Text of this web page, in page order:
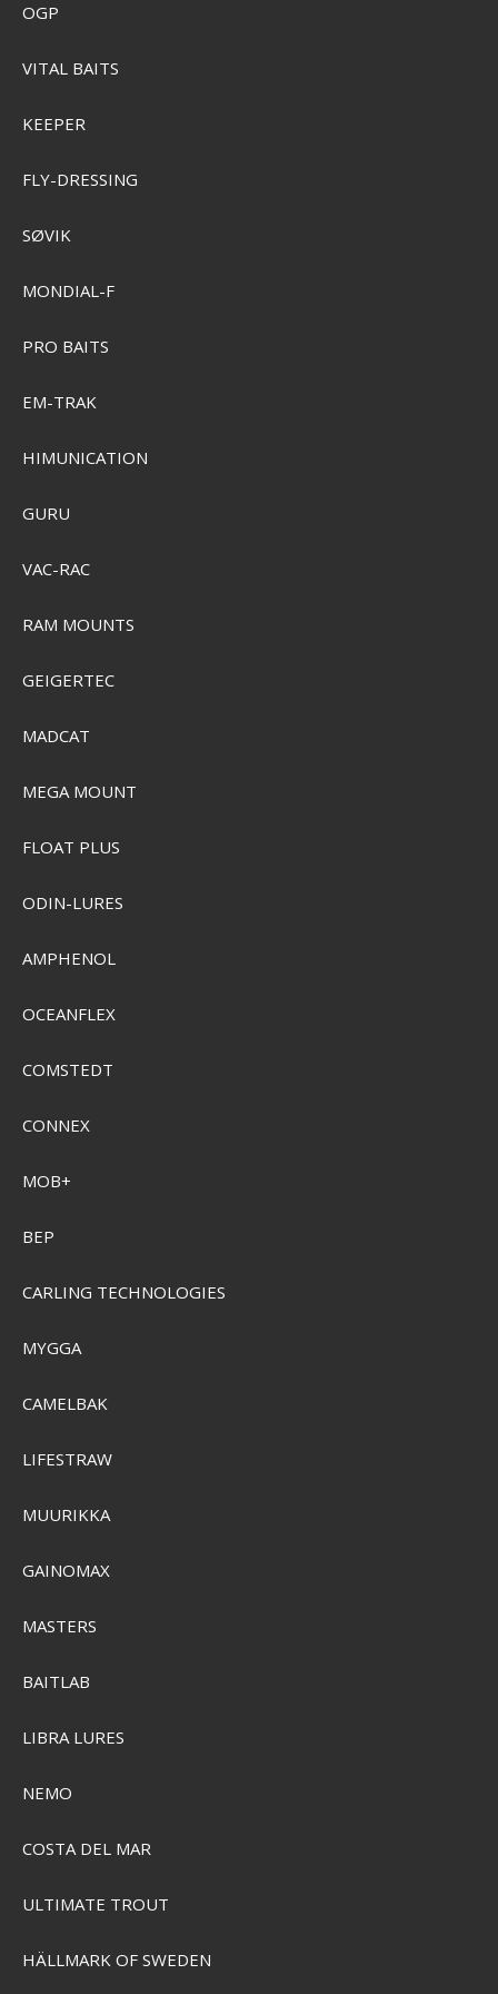
CamelBak Thrive Flip Straw VSS 1L Drikkedunk
SEK 661,00
OGP
VITAL BAITS
KEEPER
FLY-DRESSING
SØVIK
MONDIAL-F
PRO BAITS
EM-TRAK
HIMUNICATION
GURU
VAC-RAC
RAM MOUNTS
GEIGERTEC
MADCAT
MEGA MOUNT
FLOAT PLUS
ODIN-LURES
AMPHENOL
OCEANFLEX
COMSTEDT
CONNEX
MOB+
BEP
CARLING TECHNOLOGIES
MYGGA
CAMELBAK
LIFESTRAW
MUURIKKA
GAINOMAX
MASTERS
BAITLAB
LIBRA LURES
NEMO
COSTA DEL MAR
ULTIMATE TROUT
HÄLLMARK OF SWEDEN